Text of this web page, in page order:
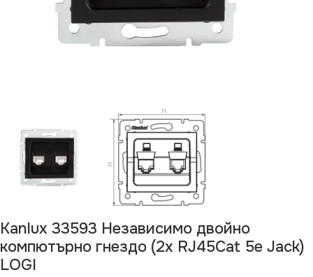
Kanlux 33593 Независимо двойно
компютърно гнездо (2x RJ45Cat 5e Jack)
LOGI